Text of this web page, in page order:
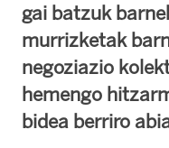
gai batzuk
murrizketak
negoziazio
hemengo
bidea berriro